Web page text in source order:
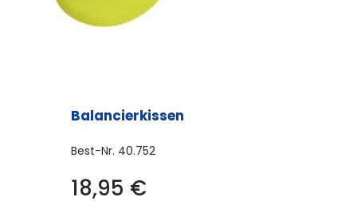
Balancierkissen
Best-Nr. 40.752
18,95 €